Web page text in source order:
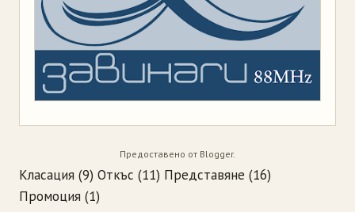
Предоставено от Blogger.
Класация (9) Откъс (11) Представяне (16)
Промоция (1)